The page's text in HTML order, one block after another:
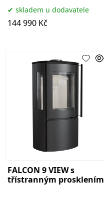
skladem u dodavatele
144 990 Kč
FALCON 9 VIEW s
třístranným prosklením